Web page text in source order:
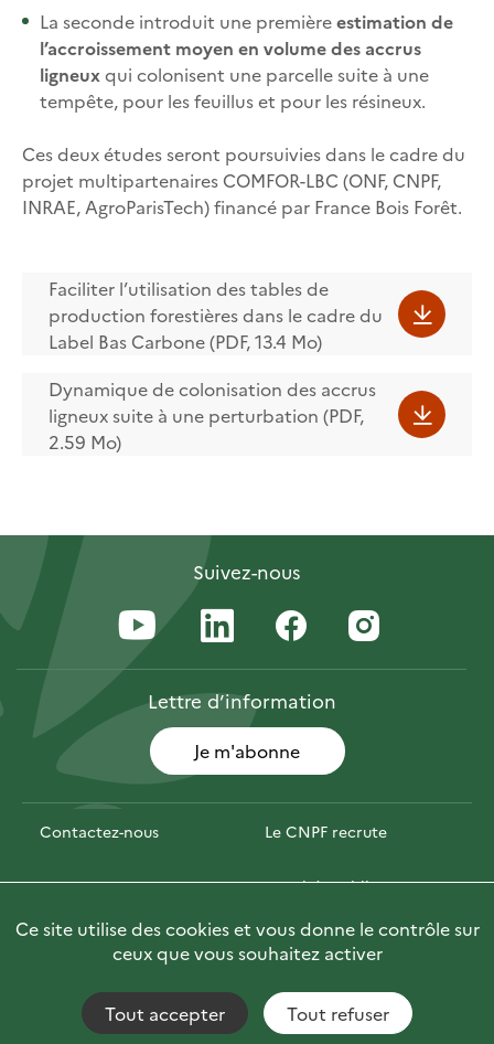
La seconde introduit une premièreestimation de
l’accroissement moyen en volume des accrus
ligneuxqui colonisent une parcelle suite à une
tempête, pour les feuillus et pour les résineux.
Ces deux études seront poursuivies dans le cadre du
projet multipartenaires COMFOR-LBC (ONF, CNPF,
INRAE, AgroParisTech) financé par France Bois Forêt.
Faciliter l’utilisation des tables de
production forestières dans le cadre du
Label Bas Carbone (PDF, 13.4 Mo)
Dynamique de colonisation des accrus
ligneux suite à une perturbation (PDF,
2.59 Mo)
Suivez-nous
Lettred’information
Je m'abonne
Contactez-nous Le CNPF recrute
Espace presse Marchés publics
Photofor 🇬🇧 Briefly in English
Accessibilité : non conforme Fils RSS
Ce site utilise des cookies et vous donne le contrôle sur
ceux que vous souhaitez activer
Tout accepter Tout refuser